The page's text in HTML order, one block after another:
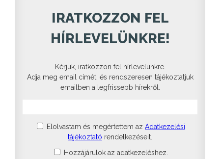
IRATKOZZON FEL
HÍRLEVELÜNKRE!
Kérjük, iratkozzon fel hírlevelünkre.
Adja meg email címét, és rendszeresen tájékoztatjuk
emailben a legfrissebb hírekről.
Elolvastam és megértettem az Adatkezelési
tájékoztató rendelkezéseit.
Hozzájárulok az adatkezeléshez.